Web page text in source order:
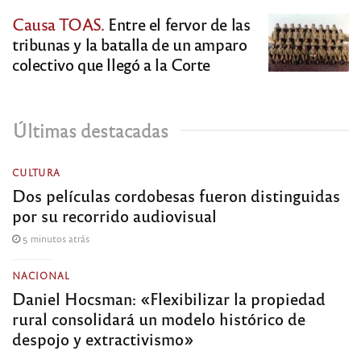
Causa TOAS. Entre el fervor de las
tribunas y la batalla de un amparo
colectivo que llegó a la Corte
Últimas destacadas
CULTURA
Dos películas cordobesas fueron distinguidas
por su recorrido audiovisual
5 minutos atrás
NACIONAL
Daniel Hocsman: «Flexibilizar la propiedad
rural consolidará un modelo histórico de
despojo y extractivismo»